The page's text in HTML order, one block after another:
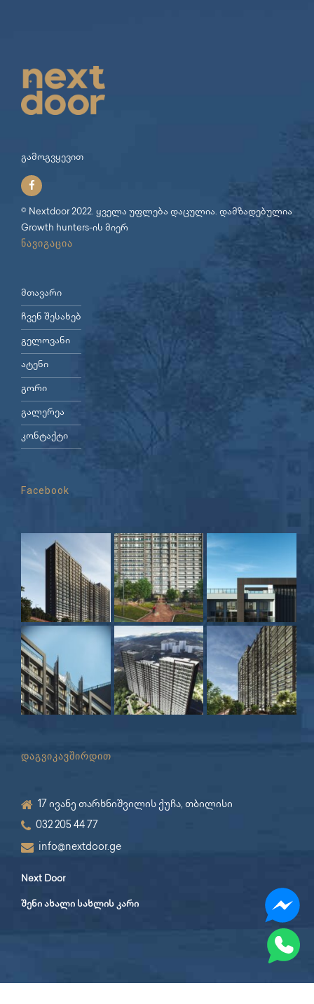
გამოგვყევით
© Nextdoor 2022. ყველა უფლება დაცულია. დამზადებულია
Growth hunters-ის მიერ
ნავიგაცია
მთავარი
ჩვენ შესახებ
გელოვანი
ატენი
გორი
გალერეა
კონტაქტი
Facebook
დაგვიკავშირდით
17 ივანე თარხნიშვილის ქუჩა, თბილისი
032 205 44 77
info@nextdoor.ge
Next Door
შენი ახალი სახლის კარი